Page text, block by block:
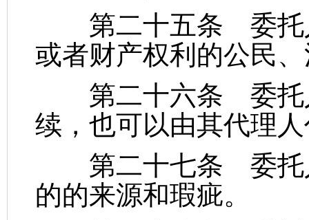
第二十五条 委托
或者财产权利的公民
第二十六条 委托
续，也可以由其代理
第二十七条 委托
的的来源和瑕疵。